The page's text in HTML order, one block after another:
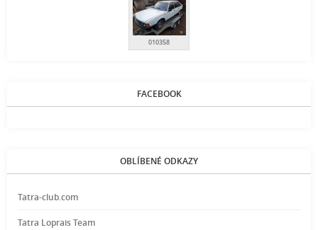
010358
FACEBOOK
OBLÍBENÉ ODKAZY
Tatra-club.com
Tatra Loprais Team